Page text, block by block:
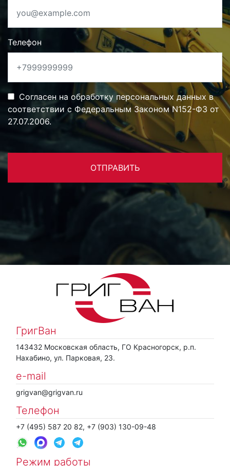
Телефон
Согласен на обработку персональных данных в
соответствии с Федеральным Законом N152-ФЗ от
27.07.2006.
ОТПРАВИТЬ
ГригВан
143432 Московская область, ГО Красногорск, р.п.
Нахабино, ул. Парковая, 23.
e-mail
grigvan@grigvan.ru
Телефон
+7 (495) 587 20 82, +7 (903) 130-09-48
Режим работы